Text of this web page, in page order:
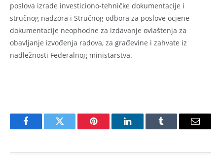
poslova izrade investiciono-tehničke dokumentacije i
stručnog nadzora i Stručnog odbora za poslove ocjene
dokumentacije neophodne za izdavanje ovlaštenja za
obavljanje izvođenja radova, za građevine i zahvate iz
nadležnosti Federalnog ministarstva.
FacebookTwitter Pinterest LinkedInTumblr Email